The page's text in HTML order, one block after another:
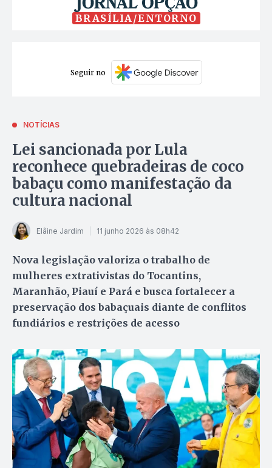
BRASÍLIA/ENTORNO
Seguir no
NOTÍCIAS
Lei sancionada por Lula
reconhece quebradeiras de coco
babaçu como manifestação da
cultura nacional
Elâine Jardim 11 junho 2026 às 08h42
Nova legislação valoriza o trabalho de
mulheres extrativistas do Tocantins,
Maranhão, Piauí e Pará e busca fortalecer a
preservação dos babaçuais diante de conflitos
fundiários e restrições de acesso